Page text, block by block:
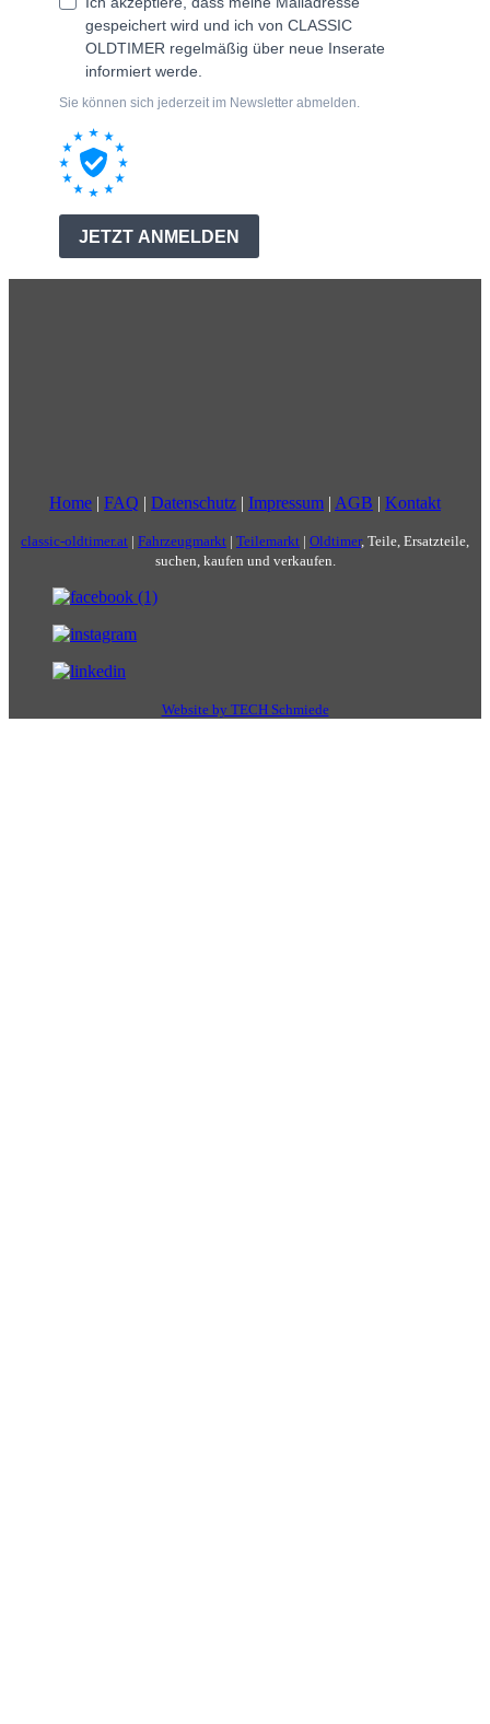
Home | FAQ | Datenschutz | Impressum | AGB | Kontakt
classic-oldtimer.at | Fahrzeugmarkt | Teilemarkt | Oldtimer, Teile, Ersatzteile,
suchen, kaufen und verkaufen.
Website by TECH Schmiede